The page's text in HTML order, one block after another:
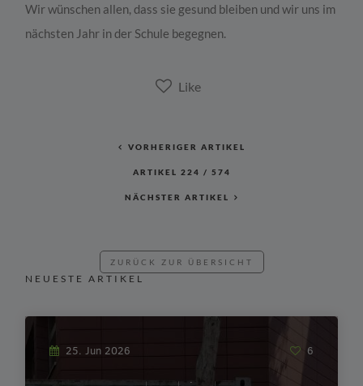
Wir wünschen allen, dass sie gesund bleiben und wir uns im
nächsten Jahr in der Schule begegnen.
VORHERIGER ARTIKEL
ARTIKEL 224 / 574
NÄCHSTER ARTIKEL
ZURÜCK ZUR ÜBERSICHT
NEUESTE ARTIKEL
25. Jun 2026 6